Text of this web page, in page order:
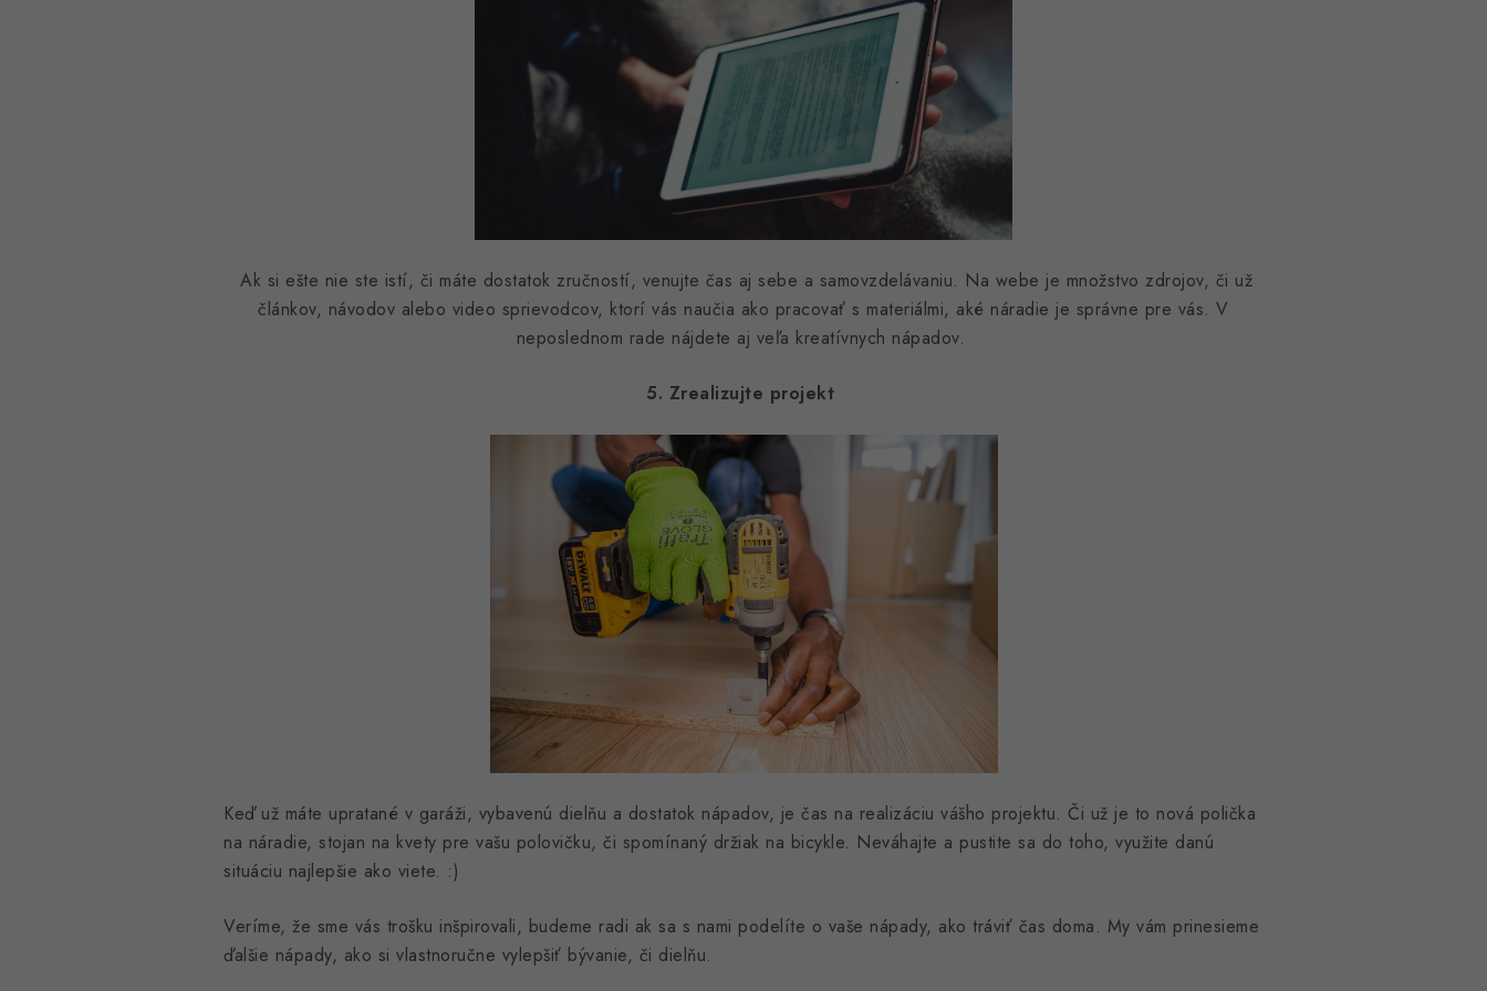
Ak si ešte nie ste istí, či máte dostatok zručností, venujte čas aj sebe a samovzdelávaniu. Na webe je množstvo zdrojov, či už
článkov, návodov alebo video sprievodcov, ktorí vás naučia ako pracovať s materiálmi, aké náradie je správne pre vás. V
neposlednom rade nájdete aj veľa kreatívnych nápadov.
5. Zrealizujte projekt
Keď už máte upratané v garáži, vybavenú dielňu a dostatok nápadov, je čas na realizáciu vášho projektu. Či už je to nová polička
na náradie, stojan na kvety pre vašu polovičku, či spomínaný držiak na bicykle. Neváhajte a pustite sa do toho, využite danú
situáciu najlepšie ako viete. :)
Veríme, že sme vás trošku inšpirovali, budeme radi ak sa s nami podelíte o vaše nápady, ako tráviť čas doma. My vám prinesieme
ďalšie nápady, ako si vlastnoručne vylepšiť bývanie, či dielňu.